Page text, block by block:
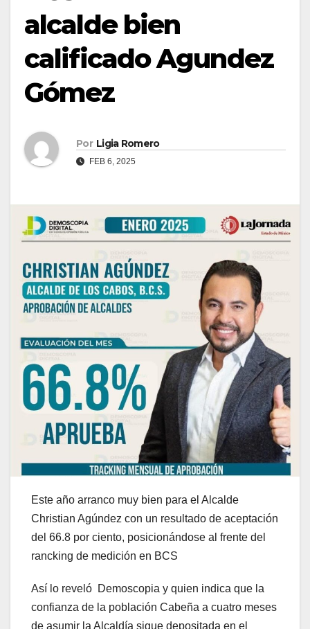
alcalde bien
calificado Agundez
Gómez
Por Ligia Romero
FEB 6, 2025
Este año arranco muy bien para el Alcalde
Christian Agúndez con un resultado de aceptación
del 66.8 por ciento, posicionándose al frente del
rancking de medición en BCS
Así lo reveló Demoscopia y quien indica que la
confianza de la población Cabeña a cuatro meses
de asumir la Alcaldía sigue depositada en el